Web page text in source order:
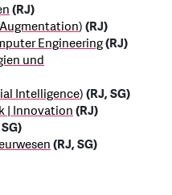
(RJ)
)(RJ)
Engineering(RJ)
und
Intelligence)(RJ, SG)
| Innovation(RJ)
(RJ, SG)